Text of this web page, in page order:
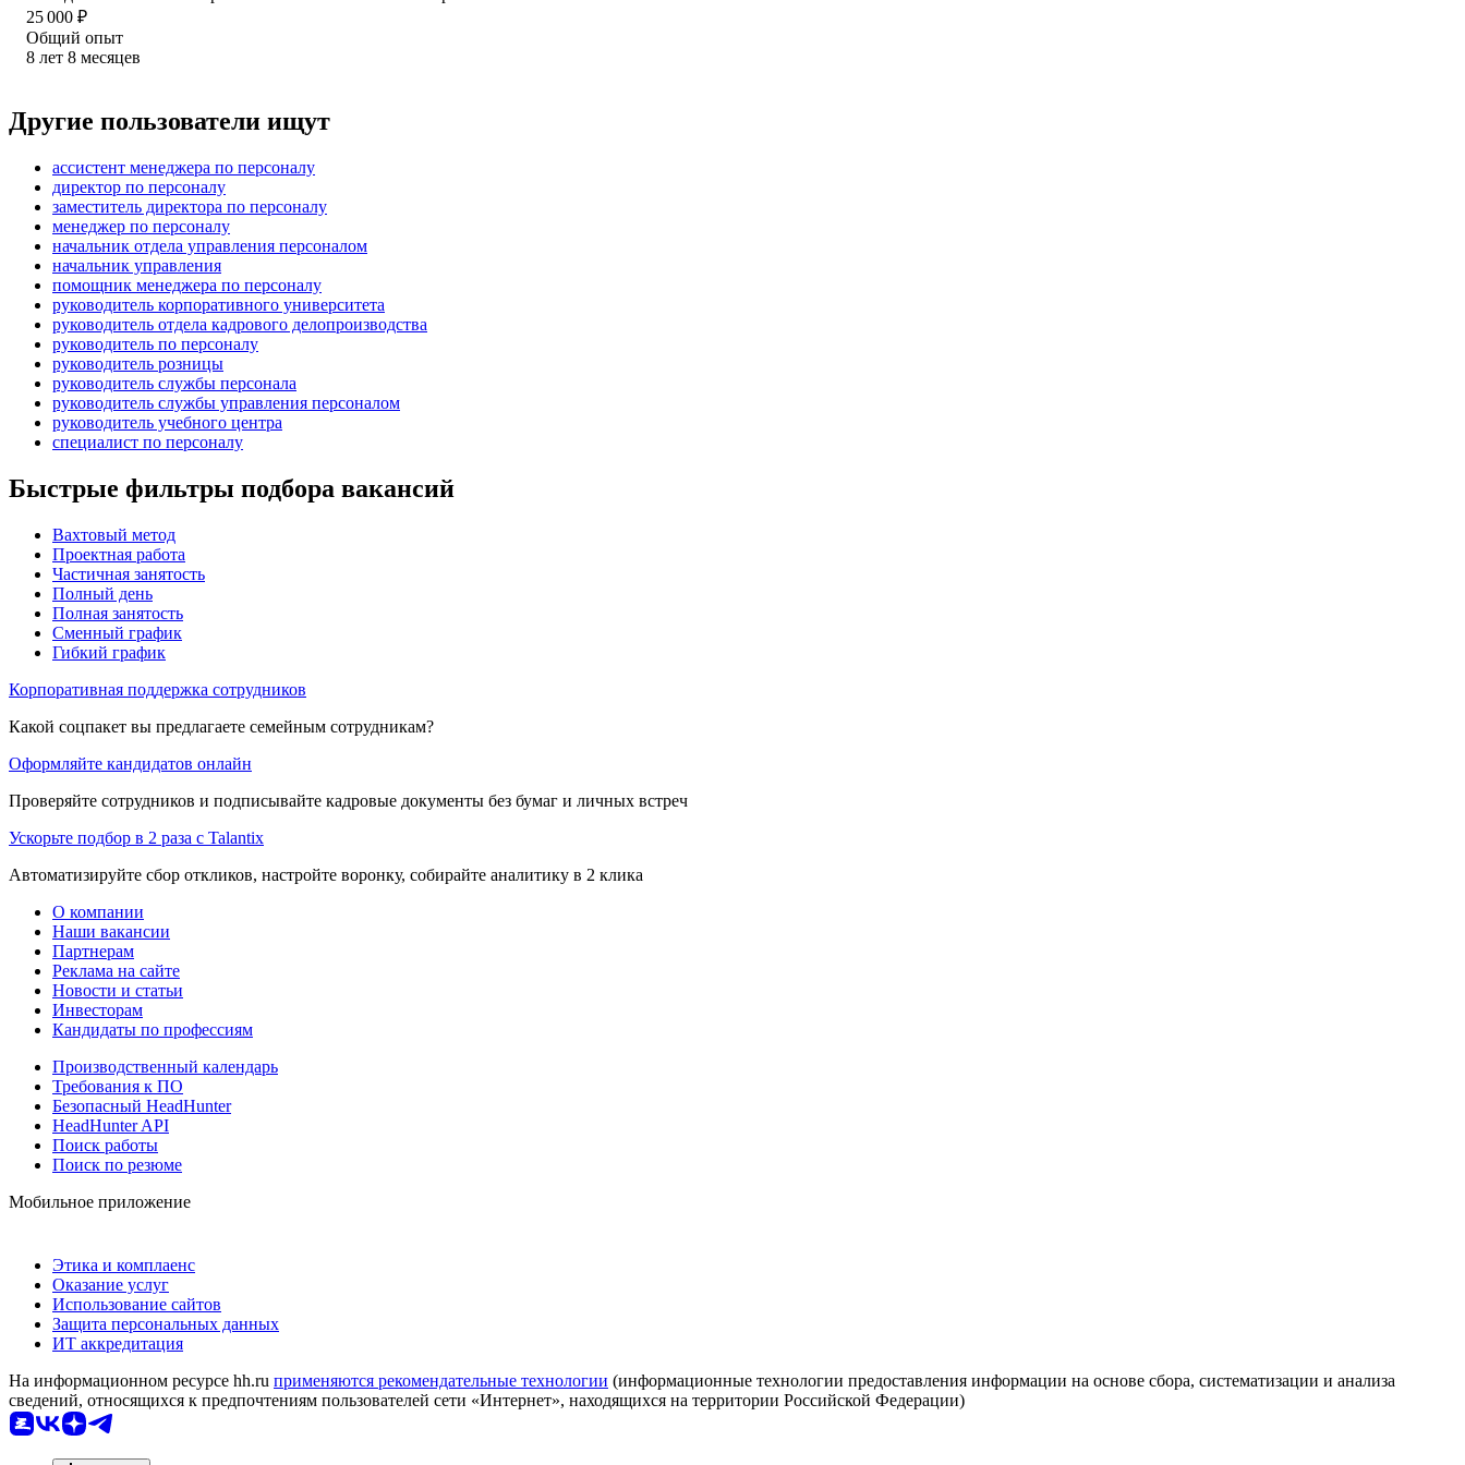
25 000 ₽
Общий опыт
8 лет 8 месяцев
Другие пользователи ищут
ассистент менеджера по персоналу
директор по персоналу
заместитель директора по персоналу
менеджер по персоналу
начальник отдела управления персоналом
начальник управления
помощник менеджера по персоналу
руководитель корпоративного университета
руководитель отдела кадрового делопроизводства
руководитель по персоналу
руководитель розницы
руководитель службы персонала
руководитель службы управления персоналом
руководитель учебного центра
специалист по персоналу
Быстрые фильтры подбора вакансий
Вахтовый метод
Проектная работа
Частичная занятость
Полный день
Полная занятость
Сменный график
Гибкий график
Корпоративная поддержка сотрудников
Какой соцпакет вы предлагаете семейным сотрудникам?
Оформляйте кандидатов онлайн
Проверяйте сотрудников и подписывайте кадровые документы без бумаг и личных встреч
Ускорьте подбор в 2 раза с Talantix
Автоматизируйте сбор откликов, настройте воронку, собирайте аналитику в 2 клика
О компании
Наши вакансии
Партнерам
Реклама на сайте
Новости и статьи
Инвесторам
Кандидаты по профессиям
Производственный календарь
Требования к ПО
Безопасный HeadHunter
HeadHunter API
Поиск работы
Поиск по резюме
Мобильное приложение
Этика и комплаенс
Оказание услуг
Использование сайтов
Защита персональных данных
ИТ аккредитация
На информационном ресурсе hh.ru применяются рекомендательные технологии (информационные технологии предоставления информации на основе сбора, систематизации и анализа
сведений, относящихся к предпочтениям пользователей сети «Интернет», находящихся на территории Российской Федерации)